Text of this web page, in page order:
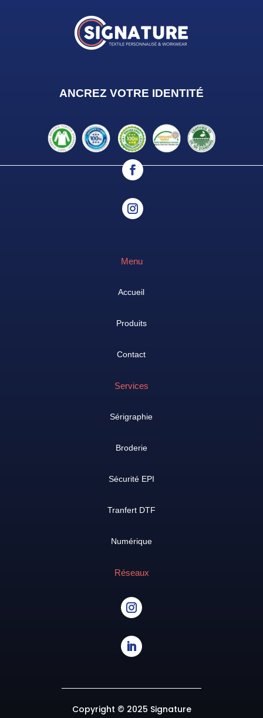
ANCREZ VOTRE IDENTITÉ
Menu
Accueil
Produits
Contact
Services
Sérigraphie
Broderie
Sécurité EPI
Tranfert DTF
Numérique
Réseaux
Copyright © 2025 Signature